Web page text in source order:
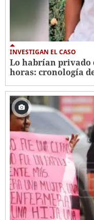
INVESTIGAN EL CASO
Lo habrían privado
horas: cronología